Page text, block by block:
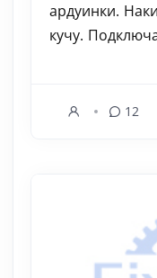
ардуинки.
кучу.
12